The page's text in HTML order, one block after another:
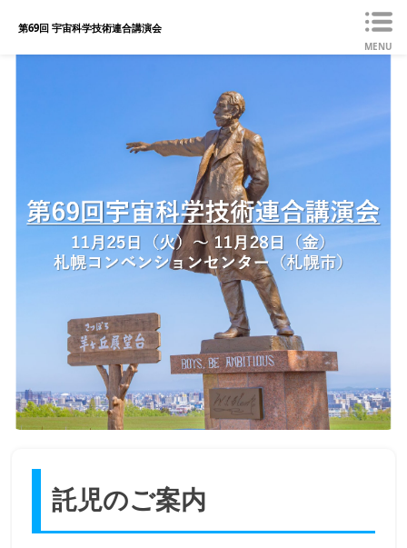
第69回 宇宙科学技術連合講演会
MENU
託児のご案内